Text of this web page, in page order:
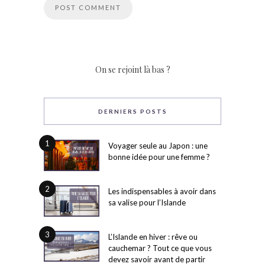
On se rejoint là bas ?
DERNIERS POSTS
1
Voyager seule au Japon : une
bonne idée pour une femme ?
2
Les indispensables à avoir dans
sa valise pour l’Islande
3
L’Islande en hiver : rêve ou
cauchemar ? Tout ce que vous
devez savoir avant de partir